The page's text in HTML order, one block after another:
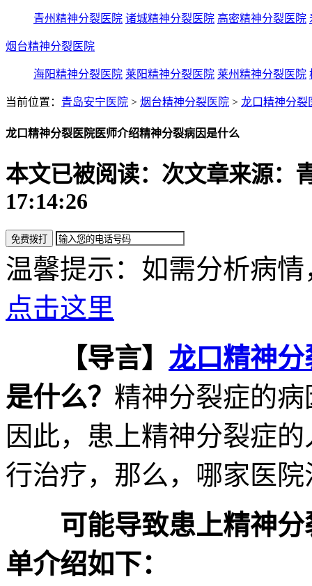
青州精神分裂医院 诸城精神分裂医院 高密精神分裂医院
烟台精神分裂医院
海阳精神分裂医院 莱阳精神分裂医院 莱州精神分裂医院
当前位置： 青岛安宁医院 > 烟台精神分裂医院 > 龙口精神分裂
龙口精神分裂医院医师介绍精神分裂病因是什么
本文已被阅读： 次文章来源：
17:14:26
温馨提示：如需分析病
点击这里
【导言】 龙口精神
是什么？ 精神分裂症的
因此，患上精神分裂症
行治疗，那么，哪家医
可能导致患上精神
单介绍如下：